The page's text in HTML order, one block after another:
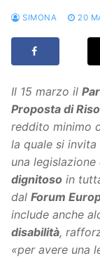
SIMONA 20
Il 15 marzo il
Proposta di
reddito minimo
la quale si
una
dignitoso in
dal Forum
include anche
disabilità,
«per avere una